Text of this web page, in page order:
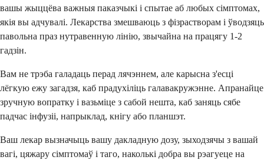
вашы жыццёва важныя паказчыкі і спытае аб любых сімптомах,
якія вы адчувалі. Лекарства змешваюць з фізрастворам і ўводзяць
павольна праз нутравенную лінію, звычайна на працягу 1-2
гадзін.
Вам не трэба галадаць перад лячэннем, але карысна з'есці
лёгкую ежу загадзя, каб прадухіліць галавакружэнне. Апранайце
зручную вопратку і вазьміце з сабой нешта, каб заняць сябе
падчас інфузіі, напрыклад, кнігу або планшэт.
Ваш лекар вызначыць вашу дакладную дозу, зыходзячы з вашай
вагі, цяжару сімптомаў і таго, наколькі добра вы рэагуеце на